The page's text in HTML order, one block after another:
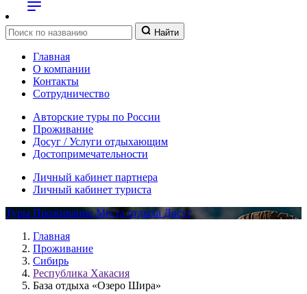
Найти
Главная
О компании
Контакты
Сотрудничество
Авторские туры по России
Проживание
Досуг / Услуги отдыхающим
Достопримечательности
Личный кабинет партнера
Личный кабинет туриста
Туры ПроживаниеМеста отдыха Досуг
Главная
Проживание
Сибирь
Республика Хакасия
База отдыха «Озеро Шира»